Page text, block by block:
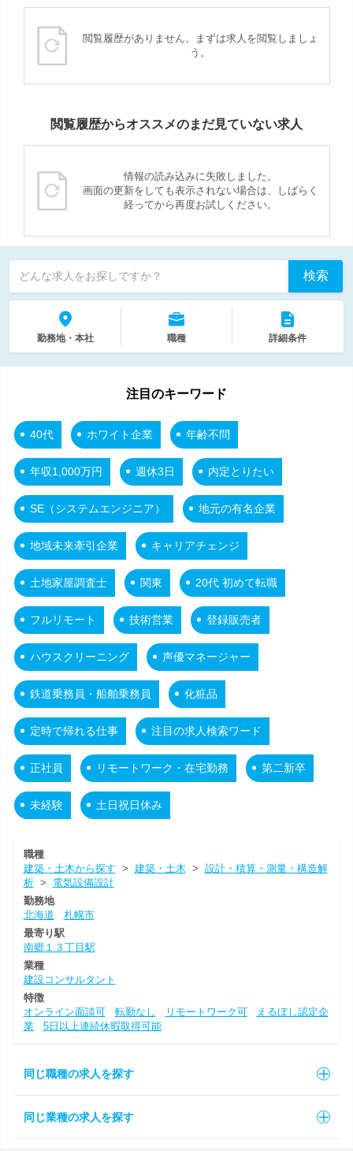
閲覧履歴がありません。まずは求人を閲覧しましょ
う。
閲覧履歴からオススメのまだ見ていない求人
情報の読み込みに失敗しました。
画面の更新をしても表示されない場合は、しばらく
経ってから再度お試しください。
どんな求人をお探しですか？ 検索
勤務地・本社 職種 詳細条件
注目のキーワード
40代 ホワイト企業 年齢不問
年収1,000万円 週休3日 内定とりたい
SE（システムエンジニア） 地元の有名企業
地域未来牽引企業 キャリアチェンジ
土地家屋調査士 関東 20代 初めて転職
フルリモート 技術営業 登録販売者
ハウスクリーニング 声優マネージャー
鉄道乗務員・船舶乗務員 化粧品
定時で帰れる仕事 注目の求人検索ワード
正社員 リモートワーク・在宅勤務 第二新卒
未経験 土日祝日休み
職種
建築・土木から探す > 建築・土木 > 設計・積算・測量・構造解
析> 電気設備設計
勤務地
北海道
札幌市
最寄り駅
南郷１３丁目駅
業種
建設コンサルタント
特徴
オンライン面談可
転勤なし リモートワーク可
えるぼし認定企
業
5日以上連続休暇取得可能
同じ職種の求人を探す
同じ業種の求人を探す